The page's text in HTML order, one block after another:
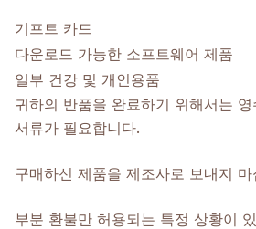
기프트 카드
다운로드 가능한 소프트웨어 제품
일부 건강 및 개인용품
귀하의 반품을 완료하기 위해서는
서류가 필요합니다.
구매하신 제품을 제조사로 보내지 마
부분 환불만 허용되는 특정 상황이